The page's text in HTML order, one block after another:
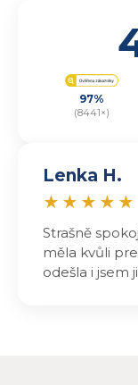
97%
(8441×)
Lenka H.
★ ★ ★ ★ ★
Strašně
měla kvůli
odešla i jsem